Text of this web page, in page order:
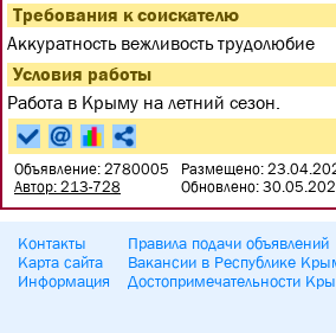
Требования к соискателю
Аккуратность вежливость трудолюбие
Условия работы
Работа в Крыму на летний сезон.
Объявление: 2780005
Автор: 213-728
Размещено:
Обновлено:
Контакты
Карта сайта
Информация
Правила подачи объявлений
Вакансии в Республике
Достопримечательности